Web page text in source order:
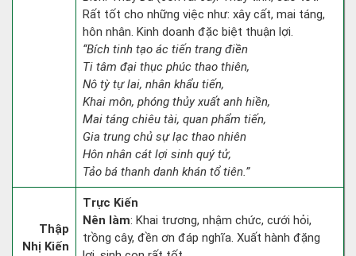
Rất tốt cho những việc như: xây cất, mai táng,
hôn nhân. Kinh doanh đặc biệt thuận lợi.
“Bích tinh tạo ác tiến trang điền
Ti tâm đại thục phúc thao thiên,
Nô tỳ tự lai, nhân khẩu tiến,
Khai môn, phóng thủy xuất anh hiền,
Mai táng chiêu tài, quan phẩm tiến,
Gia trung chủ sự lạc thao nhiên
Hôn nhân cát lợi sinh quý tử,
Tảo bá thanh danh khán tổ tiên.”
Thập
Nhị Kiến
Trực Kiến
Nên làm: Khai trương, nhậm chức, cưới hỏi,
trồng cây, đền ơn đáp nghĩa. Xuất hành đặng